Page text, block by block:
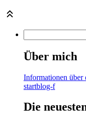
Über mich
Informationen
startblog-f
Die